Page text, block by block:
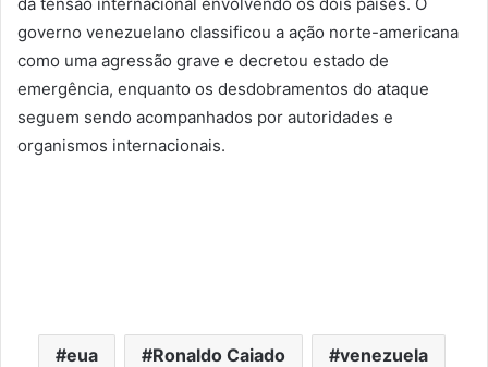
governo venezuelano classificou a ação norte-americana
como uma agressão grave e decretou estado de
emergência, enquanto os desdobramentos do ataque
seguem sendo acompanhados por autoridades e
organismos internacionais.
eua Ronaldo Caiado venezuela